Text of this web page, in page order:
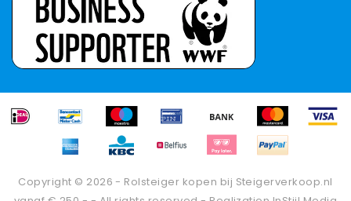
Copyright © 2026 - Rolsteiger kopen bij Steigerverkoop.nl